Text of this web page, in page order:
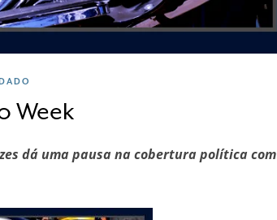
Week
dá uma pausa na cobertura política com